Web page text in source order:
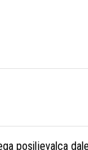
posiljevalca